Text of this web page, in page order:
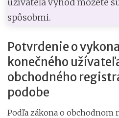
užívateľa výhod môžete
spôsobmi.
Potvrdenie o
konečného
obchodného
podobe
Podľa zákona o obchodnom